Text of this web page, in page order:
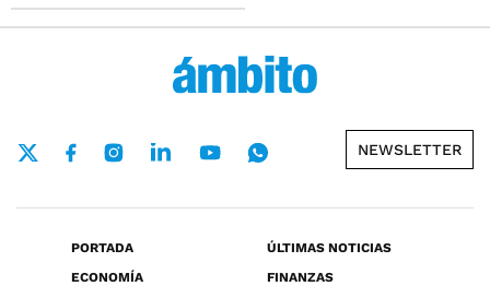
NEWSLETTER
PORTADA
ÚLTIMAS NOTICIAS
ECONOMÍA
FINANZAS